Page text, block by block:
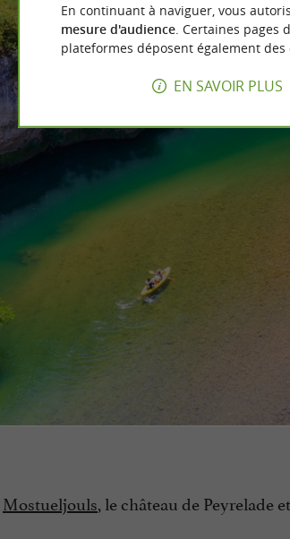
Mostueljouls, le château de Peyrelade
En continuant à naviguer, vous
mesure d'audience. Certaines pages
plateformes déposent également des
EN SAVOIR PLUS